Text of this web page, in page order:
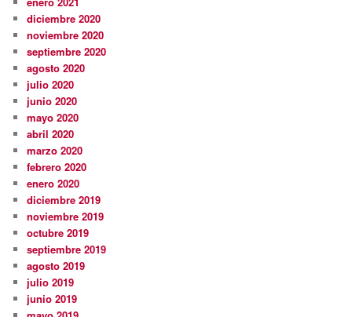
diciembre 2020
noviembre 2020
septiembre 2020
agosto 2020
julio 2020
junio 2020
mayo 2020
abril 2020
marzo 2020
febrero 2020
enero 2020
diciembre 2019
noviembre 2019
octubre 2019
septiembre 2019
agosto 2019
julio 2019
junio 2019